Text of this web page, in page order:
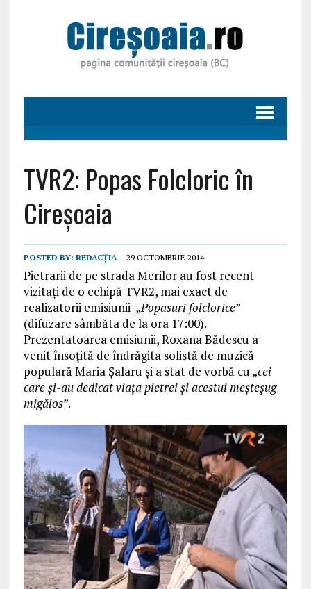
TVR2: Popas Folcloric în
Cireșoaia
POSTED BY: REDACȚIA 29 OCTOMBRIE 2014
Pietrarii de pe strada Merilor au fost recent
vizitați de o echipă TVR2, mai exact de
realizatorii emisiunii „Popasuri folclorice”
(difuzare sâmbăta de la ora 17:00).
Prezentatoarea emisiunii, Roxana Bădescu a
venit însoțită de îndrăgita solistă de muzică
populară Maria Șalaru și a stat de vorbă cu „cei
care şi-au dedicat viaţa pietrei şi acestui meşteşug
migălos”.